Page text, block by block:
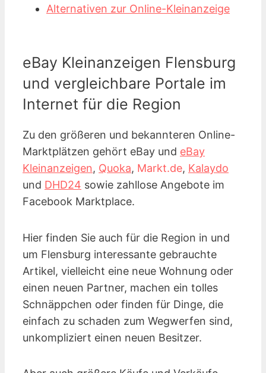
Alternativen zur Online-Kleinanzeige
eBay Kleinanzeigen Flensburg
und vergleichbare Portale im
Internet für die Region
Zu den größeren und bekannteren Online-
Marktplätzen gehört eBay und eBay
Kleinanzeigen, Quoka, Markt.de, Kalaydo
und DHD24 sowie zahllose Angebote im
Facebook Marktplace.
Hier finden Sie auch für die Region in und
um Flensburg interessante gebrauchte
Artikel, vielleicht eine neue Wohnung oder
einen neuen Partner, machen ein tolles
Schnäppchen oder finden für Dinge, die
einfach zu schaden zum Wegwerfen sind,
unkompliziert einen neuen Besitzer.